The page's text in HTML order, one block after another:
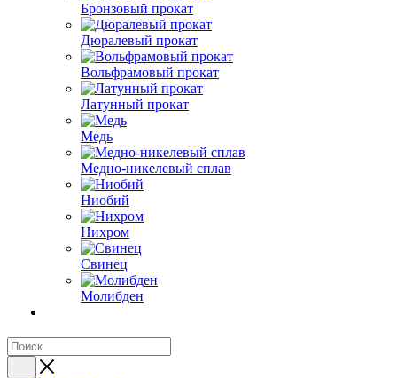
Бронзовый прокат
Дюралевый прокат
Вольфрамовый прокат
Латунный прокат
Медь
Медно-никелевый сплав
Ниобий
Нихром
Свинец
Молибден